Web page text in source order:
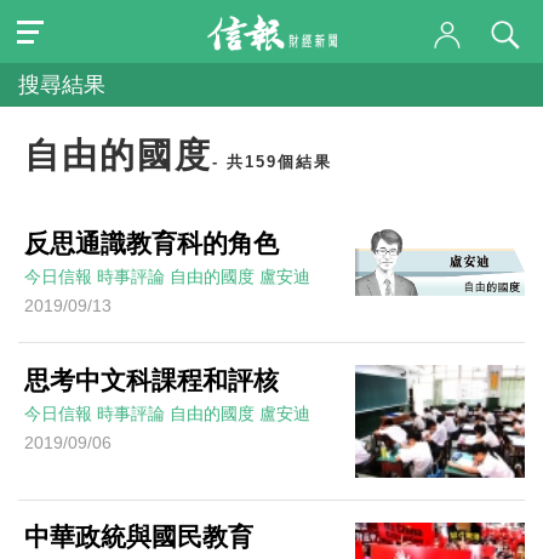
搜尋結果
自由的國度- 共159個結果
反思通識教育科的角色
今日信報 時事評論 自由的國度 盧安迪
2019/09/13
思考中文科課程和評核
今日信報 時事評論 自由的國度 盧安迪
2019/09/06
中華政統與國民教育